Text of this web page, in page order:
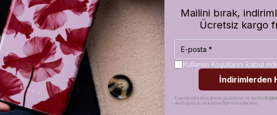
Mailini bırak,
Ücretsiz kargo
Kullanım Koşullarını kabul
İndirimlerden
E-posta adresinizi girerek pazarlama ve tanıtım ile ilgili
okuduğunuzu ve kabul ettiğinizi onaylarsınız.